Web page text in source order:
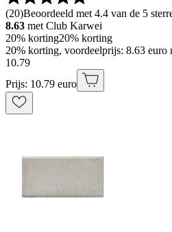
(20)Beoordeeld met 4.4 van de 5
8.63 met Club Karwei
20% korting20% korting
20% korting, voordeelprijs: 8.63 euro
10.79
Prijs: 10.79 euro